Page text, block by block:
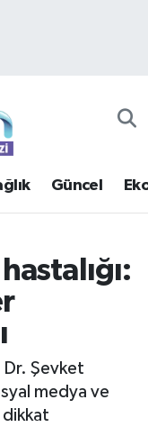
Güncel
Dr. Şevket
medya ve
dikkat